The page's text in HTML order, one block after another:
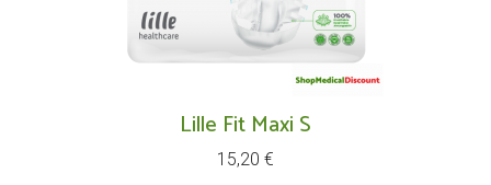
Lille Fit Maxi S
Prix
15,20 €